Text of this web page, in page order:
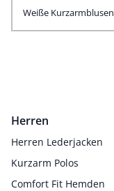
Weiße Kurzarmblusen
Herren
Herren Lederjacken
Kurzarm Polos
Comfort Fit Hemden